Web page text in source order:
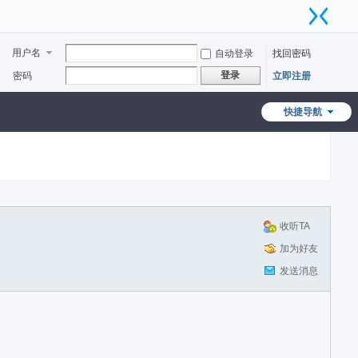
用户名 自动登录
找回密码
密码
登录 立即注册
快捷导航
收听TA
加为好友
发送消息